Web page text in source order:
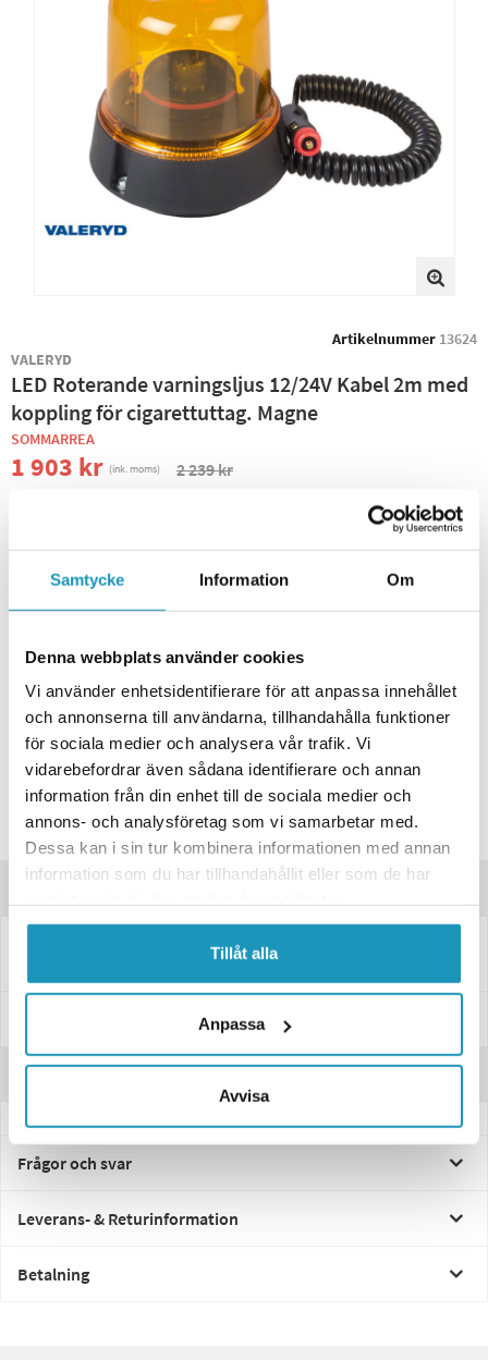
Samtycke Information Om
Denna webbplats använder cookies
Vi använder enhetsidentifierare för att anpassa innehållet
och annonserna till användarna, tillhandahålla funktioner
för sociala medier och analysera vår trafik. Vi
vidarebefordrar även sådana identifierare och annan
information från din enhet till de sociala medier och
annons- och analysföretag som vi samarbetar med.
Dessa kan i sin tur kombinera informationen med annan
information som du har tillhandahållit eller som de har
Tillåt alla
Anpassa
Avvisa
Artikelnummer 13624
VALERYD
LED Roterande varningsljus 12/24V Kabel 2m med
koppling för cigarettuttag. Magne
SOMMARREA
1 903 kr (ink. moms) 2 239 kr
+ LÄGG I KUNDVAGN
Skickas inom 4-6 Arbetsdagar
BUTIKSLAGER 0 I LAGER
Lägsta pris de senaste 30-dagarna:1 903 kr
Leverans- & Returinformation
Spara produkt
Frågor om produkten?
LED Roterande varningsljus 12/24V Kabel 2m med koppling för
cigarettuttag. Magne. E9 10RTA1/B1 4059
Recensioner
Frågor och svar
Leverans- & Returinformation
Betalning